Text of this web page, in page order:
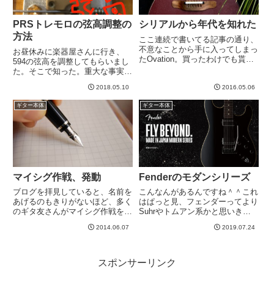
PRSトレモロの弦高調整の
方法
お昼休みに楽器屋さんに行き、
594の弦高を調整してもらいまし
た。そこで知った。重大な事実
プは、上の方に「いじらない」と
書いてある６つのネジによって、
ブリッジの高さを調整しないとダ
メなのだと思ってました。ところ
が...
2018.05.10
シリアルから年代を知れた
ここ連続で書いてる記事の通り、
不意なことから手に入ってしまっ
たOvation。買ったわけでも貰っ
「発掘」じゃないな。やっぱり
「拾った」感ですね、近いのは。
今ひとつ詳細不明なのですが...
2016.05.06
ギター本体
マイシグ作戦、発動
ブログを拝見していると、名前を
あげるのもきりがないほど、多く
のギタ友さんがマイシグ作戦を過
グとは、My Signature、、、つま
2014.06.07
ギター本体
Fenderのモダンシリーズ
こんなんがあるんですね＾＾これ
はぱっと見、フェンダーってより
Suhrやトムアン系かと思いき
ですね。これでストラトっていわ
ハムだし全然違うギターに見え...
2019.07.24
スポンサーリンク